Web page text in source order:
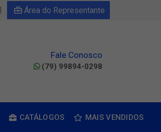
| Área do Representante
Fale Conosco
(79) 99894-0298
CATÁLOGOS MAIS VENDIDOS